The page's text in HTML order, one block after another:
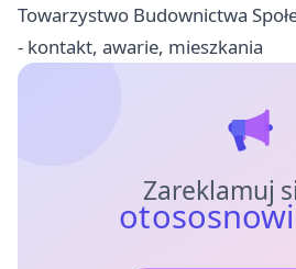
Towarzystwo Budownictwa
- kontakt, awarie, mieszkania
Zareklamuj